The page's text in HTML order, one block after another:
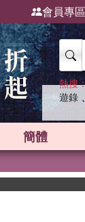
會員專區
熱搜
遊錄 、
簡體